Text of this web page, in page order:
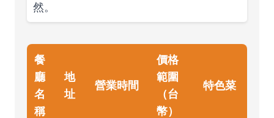
然。
餐
廳
名
稱
地
址
營業時間
價格
範圍
（台
幣）
特色菜